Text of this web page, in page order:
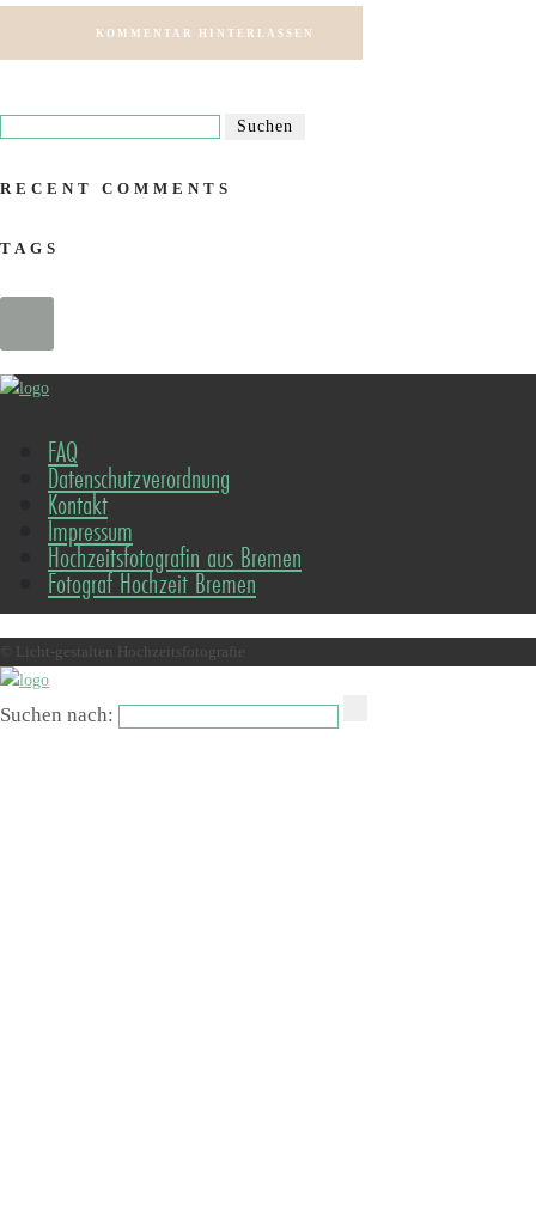
KOMMENTAR HINTERLASSEN
RECENT COMMENTS
TAGS
FAQ
Datenschutzverordnung
Kontakt
Impressum
Hochzeitsfotografin aus Bremen
Fotograf Hochzeit Bremen
© Licht-gestalten Hochzeitsfotografie
Suchen nach: